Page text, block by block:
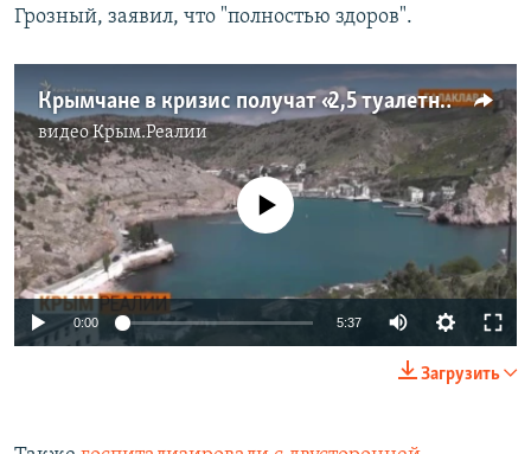
Грозный, заявил, что "полностью здоров".
Крымчане в кризис получат «2,5 туалетных ершика» | Крым.Реалии ТВ (видео)
видеоКрым.Реалии
No media source currently available
0:00 5:37
270p
Загрузить